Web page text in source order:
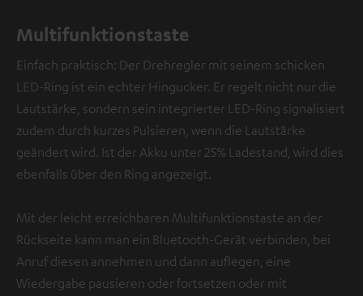
Multifunktionstaste
Einfach praktisch: Der Drehregler mit seinem schicken
LED-Ring ist ein echter Hingucker. Er regelt nicht nur die
Lautstärke, sondern sein integrierter LED-Ring signalisiert
zudem durch kurzes Pulsieren, wenn die Lautstärke
geändert wird. Ist der Akku unter 25% Ladestand, wird dies
ebenfalls über den Ring angezeigt.
Mit der leicht erreichbaren Multifunktionstaste an der
Rückseite kann man ein Bluetooth-Gerät verbinden, bei
Anruf diesen annehmen und dann auflegen, eine
Wiedergabe pausieren oder fortsetzen oder mit